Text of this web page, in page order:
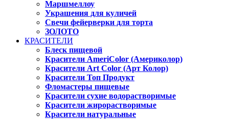
Маршмеллоу
Украшения для куличей
Свечи фейерверки для торта
ЗОЛОТО
КРАСИТЕЛИ
Блеск пищевой
Красители AmeriColor (Америколор)
Красители Art Color (Арт Колор)
Красители Топ Продукт
Фломастеры пищевые
Красители сухие водорастворимые
Красители жирорастворимые
Красители натуральные